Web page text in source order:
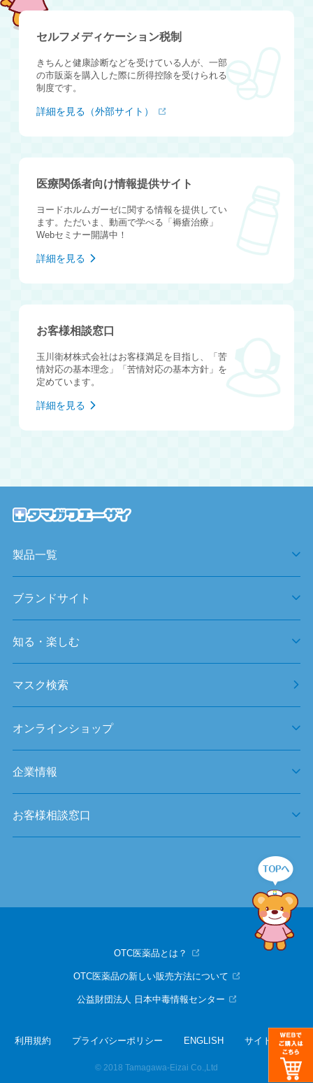
セルフメディケーション税制
きちんと健康診断などを受けている人が、一部
の市販薬を購入した際に所得控除を受けられる
制度です。
詳細を見る（外部サイト）
医療関係者向け情報提供サイト
ヨードホルムガーゼに関する情報を提供してい
ます。ただいま、動画で学べる「褥瘡治療」
Webセミナー開講中！
詳細を見る
お客様相談窓口
玉川衛材株式会社はお客様満足を目指し、「苦
情対応の基本理念」「苦情対応の基本方針」を
定めています。
詳細を見る
製品一覧
ブランドサイト
知る・楽しむ
マスク検索
オンラインショップ
企業情報
お客様相談窓口
OTC医薬品とは？
OTC医薬品の新しい販売方法について
公益財団法人 日本中毒情報センター
利用規約 プライバシーポリシー ENGLISH サイトマップ
© 2018 Tamagawa-Eizai Co.,Ltd